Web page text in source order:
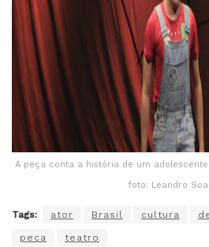
A peça conta a história de um
foto: Leandro
Tags: ator Brasil cultura
peca teatro